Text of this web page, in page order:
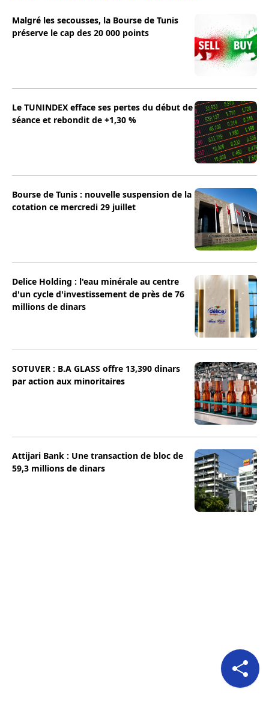
Malgré les secousses, la Bourse de Tunis
préserve le cap des 20 000 points
Le TUNINDEX efface ses pertes du début de
séance et rebondit de +1,30 %
Bourse de Tunis : nouvelle suspension de la
cotation ce mercredi 29 juillet
Delice Holding : l'eau minérale au centre
d'un cycle d'investissement de près de 76
millions de dinars
SOTUVER : B.A GLASS offre 13,390 dinars
par action aux minoritaires
Attijari Bank : Une transaction de bloc de
59,3 millions de dinars